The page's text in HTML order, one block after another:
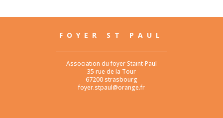
FOYER ST PAUL
Association du foyer Staint-Paul
35 rue de la Tour
67200 strasbourg
foyer.stpaul@orange.fr